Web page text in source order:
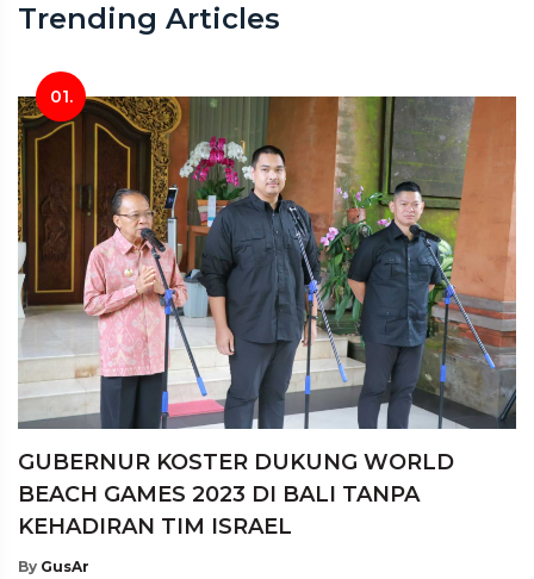
Trending Articles
01.
GUBERNUR KOSTER DUKUNG WORLD
BEACH GAMES 2023 DI BALI TANPA
KEHADIRAN TIM ISRAEL
By GusAr